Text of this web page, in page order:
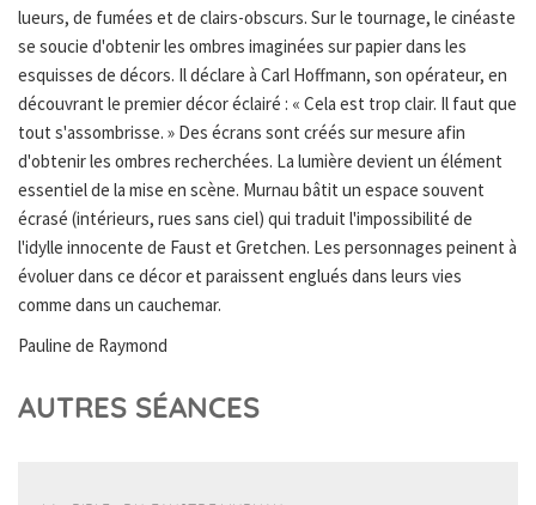
lueurs, de fumées et de clairs-obscurs. Sur le tournage, le cinéaste
se soucie d'obtenir les ombres imaginées sur papier dans les
esquisses de décors. Il déclare à Carl Hoffmann, son opérateur, en
découvrant le premier décor éclairé : « Cela est trop clair. Il faut que
tout s'assombrisse. » Des écrans sont créés sur mesure afin
d'obtenir les ombres recherchées. La lumière devient un élément
essentiel de la mise en scène. Murnau bâtit un espace souvent
écrasé (intérieurs, rues sans ciel) qui traduit l'impossibilité de
l'idylle innocente de Faust et Gretchen. Les personnages peinent à
évoluer dans ce décor et paraissent englués dans leurs vies
comme dans un cauchemar.
Pauline de Raymond
AUTRES SÉANCES